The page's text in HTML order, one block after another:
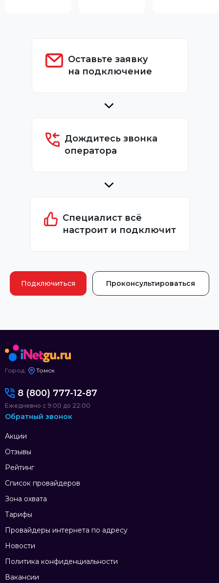
Оставьте заявку
на подключение
Дождитесь звонка
оператора
Специалист всё
настроит и подключит
Подключиться Проконсультироваться
Город: Томск
Акции
Отзывы
Рейтинг
Список провайдеров
Зона охвата
Тарифы
Провайдеры интернета по адресу
Новости
Политика конфиденциальности
Вакансии
8 (800) 777-12-87
Ежедневно с 9:00 до 22:00
Обратный звонок